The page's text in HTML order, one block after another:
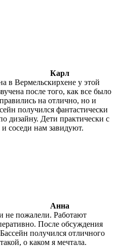
Карл
в Вермельскирхене у этой
после того, как все было
на отлично, но и
получился фантастически
дизайну. Дети практически с
соседи нам завидуют.
Анна
не пожалели. Работают
После обсуждения
получился отличного
о каком я мечтала.